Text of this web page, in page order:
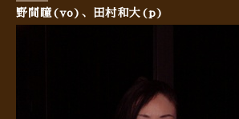
野間瞳(vo)、田村和大(p)